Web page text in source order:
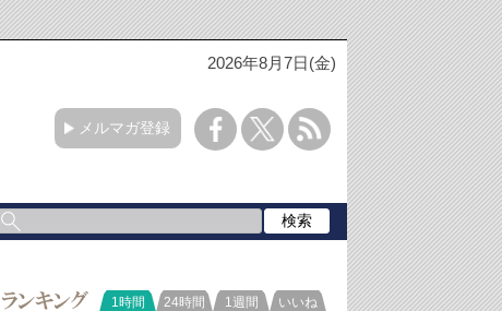
2026年8月7日(金)
メルマガ登録
ランキング
1時間 24時間 1週間 いいね